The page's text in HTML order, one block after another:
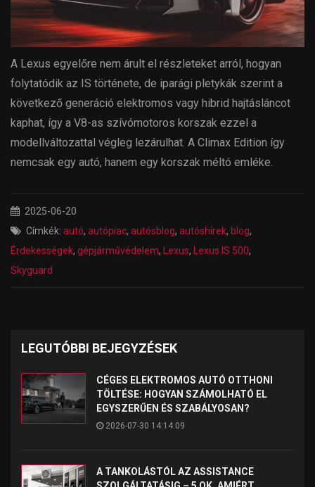
A Lexus egyelőre nem árult el részleteket arról, hogyan
folytatódik az IS története, de iparági pletykák szerint a
következő generáció elektromos vagy hibrid hajtásláncot
kaphat, így a V8-as szívómotoros korszak ezzel a
modellváltozattal végleg lezárulhat. A Climax Edition így
nemcsak egy autó, hanem egy korszak méltó emléke.
2025-06-20
Címkék: autó, autópiac, autósblog, autóshírek, blog,
Érdekességek, gépjárművédelem, Lexus, Lexus IS 500,
Skyguard
LEGUTÓBBI BEJEGYZÉSEK
CÉGES ELEKTROMOS AUTÓ OTTHONI
TÖLTÉSE: HOGYAN SZÁMOLHATÓ EL
EGYSZERŰEN ÉS SZABÁLYOSAN?
2026-07-30 14:14:09
A TANKOLÁSTÓL AZ ASSISTANCE